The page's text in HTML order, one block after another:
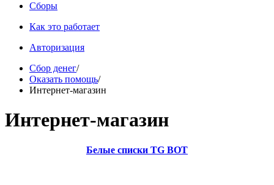
Сборы
Как это работает
Авторизация
Сбор денег/
Оказать помощь/
Интернет-магазин
Интернет-магазин
Белые списки TG BOT